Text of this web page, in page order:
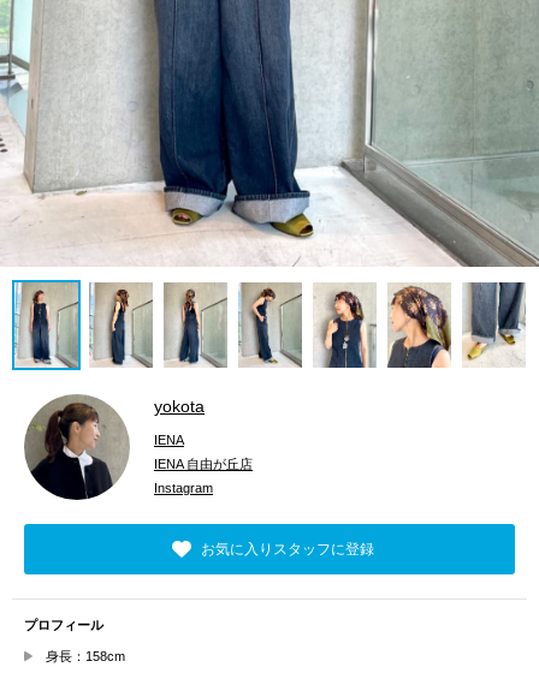
yokota
IENA
IENA 自由が丘店
Instagram
お気に入りスタッフに登録
プロフィール
身長：158cm